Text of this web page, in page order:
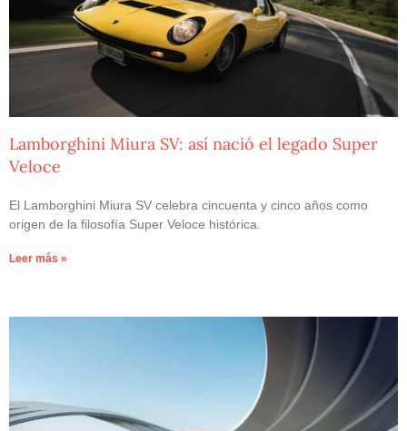
Lamborghini Miura SV: así nació el legado Super
Veloce
El Lamborghini Miura SV celebra cincuenta y cinco años como
origen de la filosofía Super Veloce histórica.
Leer más »